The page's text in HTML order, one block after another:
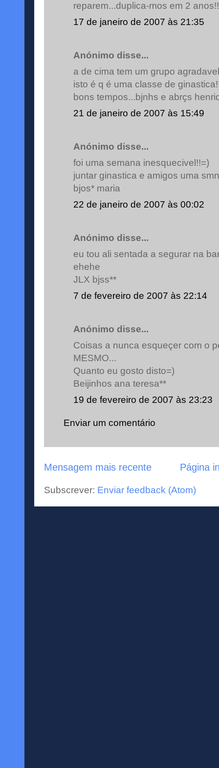
reparem...duplica-mos em 2
17 de janeiro de 2007 às 21:35
Anónimo disse...
a de cima tem um grupo
isto é q é uma classe de
bons tempos...bjnhs e abrçs
21 de janeiro de 2007 às 15:49
Anónimo disse...
foi uma semana inesquecivel!!=)
juntar ginastica e amigos uma
bjos* maria
22 de janeiro de 2007 às 00:02
Anónimo disse...
eu tou ali sentada a segurar na
ehehe
JLX bjss**
7 de fevereiro de 2007 às 22:14
Anónimo disse...
Coisas a nunca esqueçer com o
MESMO...
Quanto eu gosto disto=)
Beijinhos ana teresa**
19 de fevereiro de 2007 às 23:23
Enviar um comentário
Mensagem mais recente Página
Subscrever: Enviar feedback (Atom)